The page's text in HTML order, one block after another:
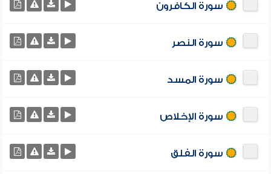
سورة الكافرون
سورة النصر
سورة المسد
سورة الإخلاص
سورة الفلق